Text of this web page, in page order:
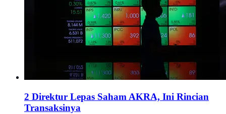
2 Direktur Lepas Saham AKRA, Ini Rincian
Transaksinya